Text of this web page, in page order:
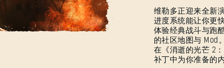
逝的
光
芒：
困
兽》
维勒多正迎来全新
进度系统能让你更
体验经典战斗与跑
的社区地图与 Mod
在《消逝的光芒 2
补丁中为你准备的